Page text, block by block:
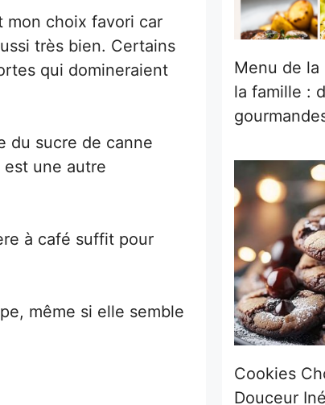
mon choix favori car
très bien. Certains
qui domineraient
du sucre de canne
est une autre
à café suffit pour
même si elle semble
Menu de la
la famille :
Cookies
Douceur